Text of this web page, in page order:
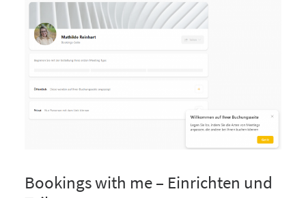
Bookings with me – Einrichten und